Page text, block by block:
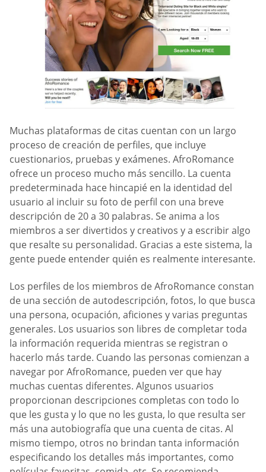
Muchas plataformas de citas cuentan con un largo
proceso de creación de perfiles, que incluye
cuestionarios, pruebas y exámenes. AfroRomance
ofrece un proceso mucho más sencillo. La cuenta
predeterminada hace hincapié en la identidad del
usuario al incluir su foto de perfil con una breve
descripción de 20 a 30 palabras. Se anima a los
miembros a ser divertidos y creativos y a escribir algo
que resalte su personalidad. Gracias a este sistema, la
gente puede entender quién es realmente interesante.
Los perfiles de los miembros de AfroRomance constan
de una sección de autodescripción, fotos, lo que busca
una persona, ocupación, aficiones y varias preguntas
generales. Los usuarios son libres de completar toda
la información requerida mientras se registran o
hacerlo más tarde. Cuando las personas comienzan a
navegar por AfroRomance, pueden ver que hay
muchas cuentas diferentes. Algunos usuarios
proporcionan descripciones completas con todo lo
que les gusta y lo que no les gusta, lo que resulta ser
más una autobiografía que una cuenta de citas. Al
mismo tiempo, otros no brindan tanta información
especificando los detalles más importantes, como